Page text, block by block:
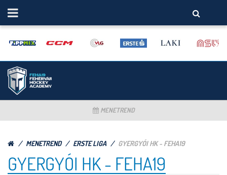
MENETREND
MENETREND ERSTE LIGA GYERGYÓI HK - FEHA19
GYERGYÓI HK - FEHA19